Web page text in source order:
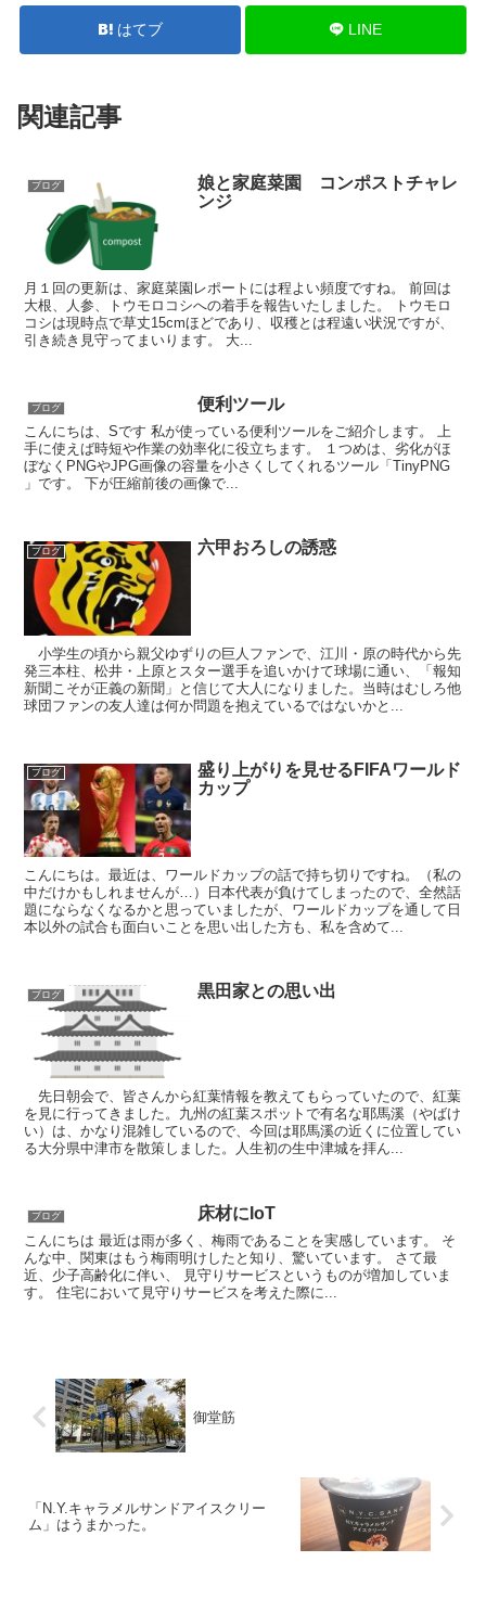
はてブ LINE
関連記事
ブログ
娘と家庭菜園 コンポストチャレ
ンジ
月１回の更新は、家庭菜園レポートには程よい頻度ですね。 前回は
大根、人参、トウモロコシへの着手を報告いたしました。 トウモロ
コシは現時点で草丈15cmほどであり、収穫とは程遠い状況ですが、
引き続き見守ってまいります。 大...
ブログ 便利ツール
こんにちは、Sです 私が使っている便利ツールをご紹介します。 上
手に使えば時短や作業の効率化に役立ちます。 １つめは、劣化がほ
ぼなくPNGやJPG画像の容量を小さくしてくれるツール「TinyPNG
」です。 下が圧縮前後の画像で...
ブログ 六甲おろしの誘惑
小学生の頃から親父ゆずりの巨人ファンで、江川・原の時代から先
発三本柱、松井・上原とスター選手を追いかけて球場に通い、「報知
新聞こそが正義の新聞」と信じて大人になりました。当時はむしろ他
球団ファンの友人達は何か問題を抱えているではないかと...
ブログ
盛り上がりを見せるFIFAワールド
カップ
こんにちは。最近は、ワールドカップの話で持ち切りですね。（私の
中だけかもしれませんが…）日本代表が負けてしまったので、全然話
題にならなくなるかと思っていましたが、ワールドカップを通して日
本以外の試合も面白いことを思い出した方も、私を含めて...
ブログ 黒田家との思い出
先日朝会で、皆さんから紅葉情報を教えてもらっていたので、紅葉
を見に行ってきました。九州の紅葉スポットで有名な耶馬溪（やばけ
い）は、かなり混雑しているので、今回は耶馬溪の近くに位置してい
る大分県中津市を散策しました。人生初の生中津城を拝ん...
ブログ 床材にIoT
こんにちは 最近は雨が多く、梅雨であることを実感しています。 そ
んな中、関東はもう梅雨明けしたと知り、驚いています。 さて最
近、少子高齢化に伴い、 見守りサービスというものが増加していま
す。 住宅において見守りサービスを考えた際に...
御堂筋
「N.Y.キャラメルサンドアイスクリー
ム」はうまかった。